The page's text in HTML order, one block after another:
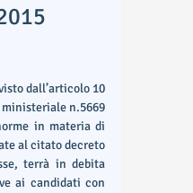
dall’articolo 10
ministeriale n.5669
in materia di
al citato decreto
terrà in debita
ai candidati con